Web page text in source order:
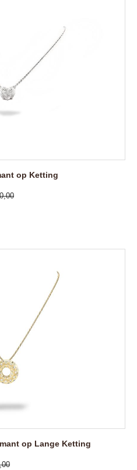
op Ketting
op Lange Ketting